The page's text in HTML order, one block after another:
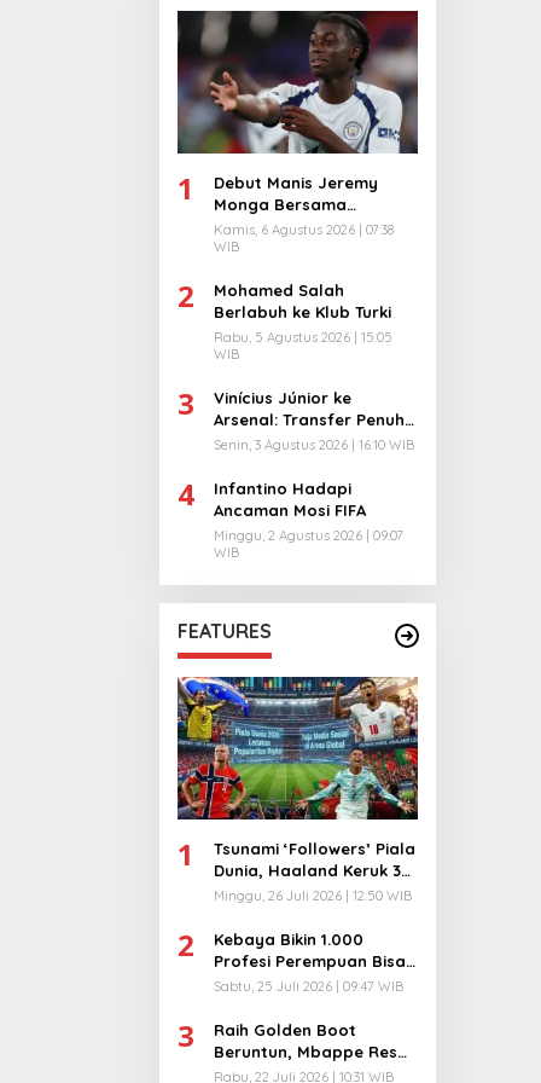
1
Debut Manis Jeremy
Monga Bersama
Manchester City
Kamis, 6 Agustus 2026 | 07:38
WIB
2
Mohamed Salah
Berlabuh ke Klub Turki
Rabu, 5 Agustus 2026 | 15:05
WIB
3
Vinícius Júnior ke
Arsenal: Transfer Penuh
Risiko
Senin, 3 Agustus 2026 | 16:10 WIB
4
Infantino Hadapi
Ancaman Mosi FIFA
Minggu, 2 Agustus 2026 | 09:07
WIB
FEATURES
1
Tsunami ‘Followers’ Piala
Dunia, Haaland Keruk 32
Juta, Kiper 40 Tahun
Minggu, 26 Juli 2026 | 12:50 WIB
2
Kebaya Bikin 1.000
Profesi Perempuan Bisa
Menyatu di Arena
Sabtu, 25 Juli 2026 | 09:47 WIB
3
Raih Golden Boot
Beruntun, Mbappe Resmi
Kunci Takhta Top Skor
Rabu, 22 Juli 2026 | 10:31 WIB